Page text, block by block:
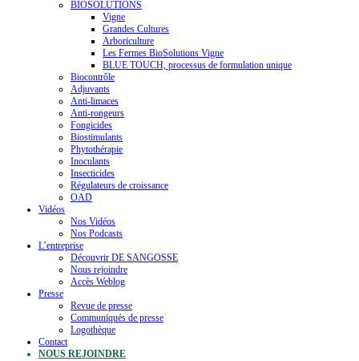
BIOSOLUTIONS
Vigne
Grandes Cultures
Arboriculture
Les Fermes BioSolutions Vigne
BLUE TOUCH, processus de formulation unique
Biocontrôle
Adjuvants
Anti-limaces
Anti-rongeurs
Fongicides
Biostimulants
Phytothérapie
Inoculants
Insecticides
Régulateurs de croissance
OAD
Vidéos
Nos Vidéos
Nos Podcasts
L’entreprise
Découvrir DE SANGOSSE
Nous rejoindre
Accès Weblog
Presse
Revue de presse
Communiqués de presse
Logothèque
Contact
NOUS REJOINDRE